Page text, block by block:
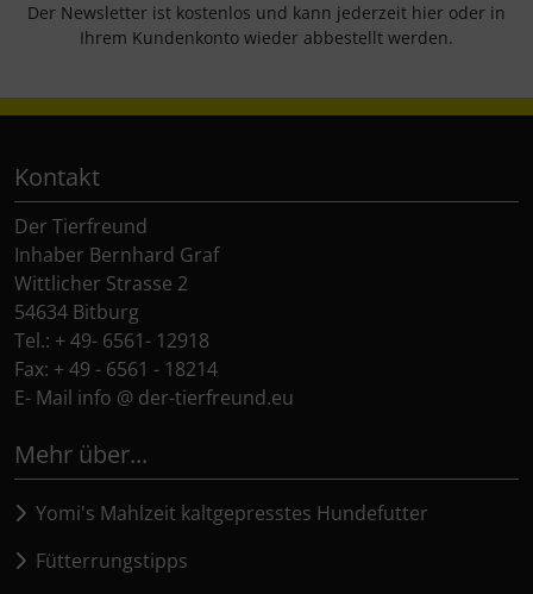
Der Newsletter ist kostenlos und kann jederzeit hier oder in
Ihrem Kundenkonto wieder abbestellt werden.
Kontakt
Der Tierfreund
Inhaber Bernhard Graf
Wittlicher Strasse 2
54634 Bitburg
Tel.: + 49- 6561- 12918
Fax: + 49 - 6561 - 18214
E- Mail info @ der-tierfreund.eu
Mehr über...
Yomi's Mahlzeit kaltgepresstes Hundefutter
Fütterrungstipps